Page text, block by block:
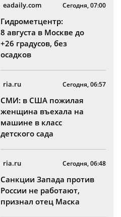
eadaily.com Сегодня, 07:00
Гидрометцентр:
8 августа в Москве до
+26 градусов, без
осадков
ria.ru Сегодня, 06:57
СМИ: в США пожилая
женщина въехала на
машине в класс
детского сада
ria.ru Сегодня, 06:48
Санкции Запада против
России не работают,
признал отец Маска